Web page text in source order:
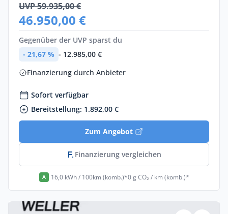
UVP 59.935,00 €
46.950,00 €
Gegenüber der UVP sparst du
- 21,67 % - 12.985,00 €
Finanzierung durch Anbieter
Sofort verfügbar
Bereitstellung: 1.892,00 €
Zum Angebot
Finanzierung vergleichen
A 16,0 kWh / 100km (komb.)*0 g CO₂ / km (komb.)*